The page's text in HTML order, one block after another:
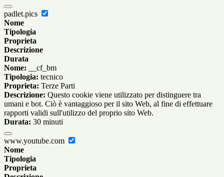
padlet.pics
Nome
Tipologia
Proprieta
Descrizione
Durata
Nome: __cf_bm
Tipologia: tecnico
Proprieta: Terze Parti
Descrizione: Questo cookie viene utilizzato per distinguere tra
umani e bot. Ciò è vantaggioso per il sito Web, al fine di effettuare
rapporti validi sull'utilizzo del proprio sito Web.
Durata: 30 minuti
www.youtube.com
Nome
Tipologia
Proprieta